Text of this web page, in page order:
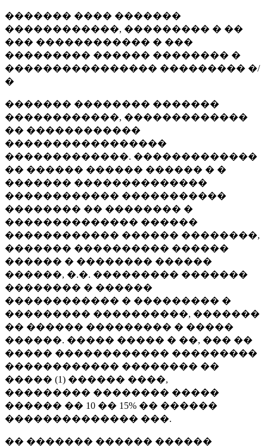
������� ���� �������
������������, ��������� � ��
��� ������������ � ���
��������� ������ �������� �
���������������� ��������� �/
�
������� �������� �������
������������, �������������
�� ������������
�����������������
�������������. �������������
�� ������ ������ ������ � �
������� ��������������
������������ �����������
�������� �� �������� �
�������������� ������
������������ ������ ��������,
������� ���������� ������
������ � �������� ������
������, �.�. ��������� �������
�������� � ������
������������ � ��������� �
��������� ����������, �������
�� ������ ��������� � �����
������. ����� ����� � ��, ��� ��
����� ������������ ���������
������������ �������� ��
����� (1) ������ ����,
��������� �������� �����
������ �� 10 �� 15% �� ������
�������������� ���.
�� ������� ������ ������